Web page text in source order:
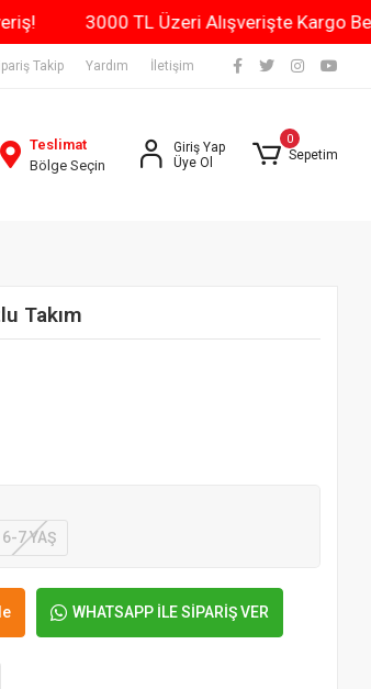
Alışveriş! 3000 TL Üzeri Alışverişte
Takip Yardım İletişim
Teslimat
Bölge Seçin
Giriş Yap
Üye Ol
0
Sepetim
Takım
6-7 YAŞ
WHATSAPP İLE SİPARİŞ VER